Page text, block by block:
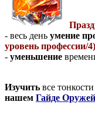
- весь день умение
уровень профессии/4)
- уменьшение
Изучить все
нашем Гайде